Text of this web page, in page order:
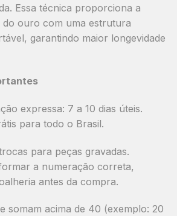
Essa técnica proporciona a
ouro com uma estrutura
garantindo maior longevidade
expressa: 7 a 10 dias úteis.
para todo o Brasil.
para peças gravadas.
a numeração correta,
antes da compra.
somam acima de 40 (exemplo: 20